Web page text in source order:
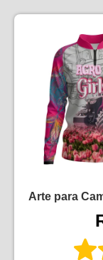
Arte para